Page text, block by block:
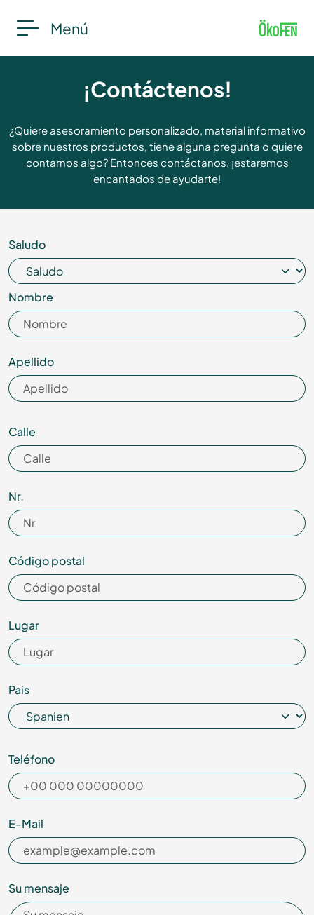
Menú
¡Contáctenos!
¿Quiere asesoramiento personalizado, material informativo
sobre nuestros productos, tiene alguna pregunta o quiere
contarnos algo? Entonces contáctanos, ¡estaremos
encantados de ayudarte!
Saludo
Nombre
Apellido
Calle
Nr.
Código postal
Lugar
Pais
Teléfono
E-Mail
Su mensaje